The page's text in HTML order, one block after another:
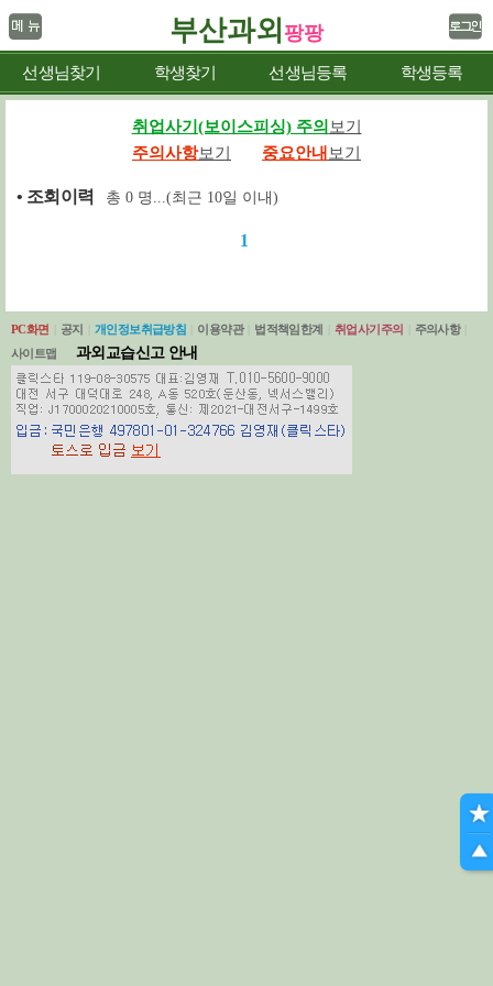
부산과외 팡팡
선생님찾기 학생찾기 선생님등록 학생등록
취업사기(보이스피싱) 주의 보기
주의사항보기 중요안내 보기
• 조회 이력 총0 명...(최근 10일 이내)
1
PC화면 공지 개인정보취급방침 이용약관 법적책임한계 취업사기주의 주의사항
사이트맵
과외교습신고 안내